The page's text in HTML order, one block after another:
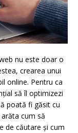
nu este doar o
crearea unui
online. Pentru ca
să îl optimizezi
poată fi găsit cu
cum să
de căutare și cum